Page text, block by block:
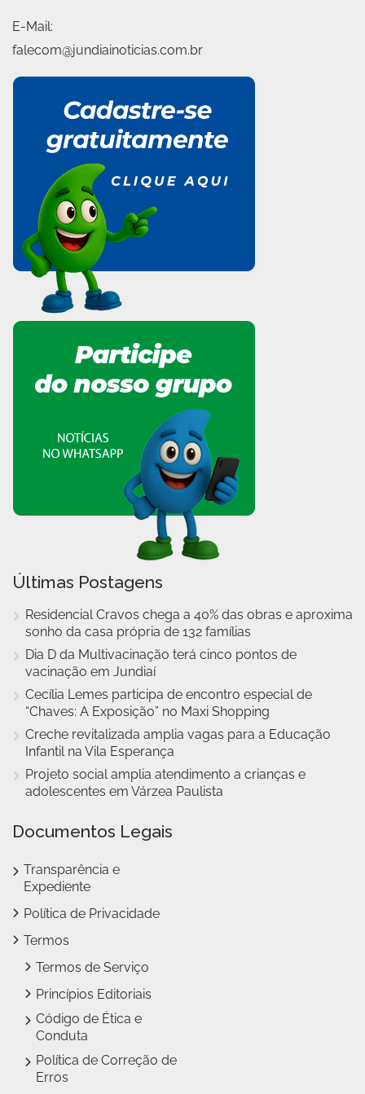
E-Mail:
falecom@jundiainoticias.com.br
Últimas Postagens
Residencial Cravos chega a 40% das obras e aproxima
sonho da casa própria de 132 famílias
Dia D da Multivacinação terá cinco pontos de
vacinação em Jundiaí
Cecília Lemes participa de encontro especial de
“Chaves: A Exposição” no Maxi Shopping
Creche revitalizada amplia vagas para a Educação
Infantil na Vila Esperança
Projeto social amplia atendimento a crianças e
adolescentes em Várzea Paulista
Documentos Legais
Transparência e
Expediente
Política de Privacidade
Termos
Termos de Serviço
Princípios Editoriais
Código de Ética e
Conduta
Política de Correção de
Erros